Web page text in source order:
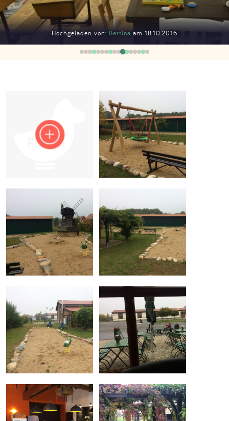
Impressum
Anmelden
Hochgeladen von: Bettina am 18.10.2016